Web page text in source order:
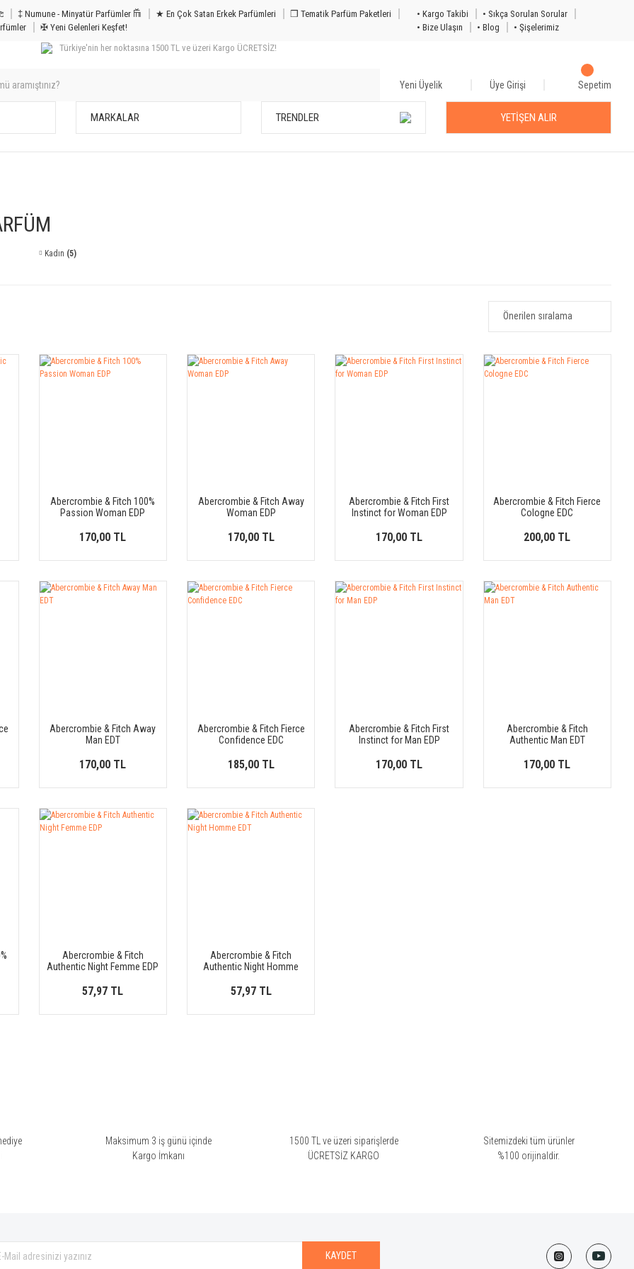
𐦝 ‡ Numune - Minyatür Parfümler 𐙏 ★ En Çok Satan Erkek Parfümleri
❒ Tematik Parfüm Paketleri
✠ Yeni Gelenleri Keşfet!
• Kargo Takibi
• Sıkça Sorulan Sorular
• Bize Ulaşın
• Blog
• Şişelerimiz
Türkiye'nin her noktasına 1500 TL ve üzeri Kargo ÜCRETSİZ!
Yeni Üyelik Üye Girişi Sepetim
MARKALAR TRENDLER YETİŞEN ALIR
Kadın (5)
Abercrombie & Fitch 100%
Passion Woman EDP
170,00 TL
Abercrombie & Fitch Away
Woman EDP
170,00 TL
Abercrombie & Fitch First
Instinct for Woman EDP
170,00 TL
Abercrombie & Fitch Fierce
Cologne EDC
200,00 TL
Abercrombie & Fitch Away
Man EDT
170,00 TL
Abercrombie & Fitch Fierce
Confidence EDC
185,00 TL
Abercrombie & Fitch First
Instinct for Man EDP
170,00 TL
Abercrombie & Fitch
Authentic Man EDT
170,00 TL
Abercrombie & Fitch
Authentic Night Femme EDP
57,97 TL
Abercrombie & Fitch
Authentic Night Homme
57,97 TL
Maksimum 3 iş günü içinde
Kargo İmkanı
1500 TL ve üzeri siparişlerde
ÜCRETSİZ KARGO
Sitemizdeki tüm ürünler
%100 orijinaldir.
KAYDET